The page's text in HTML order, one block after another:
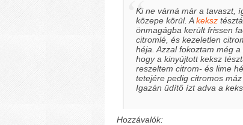
Ki ne várná már a tavaszt,
közepe körül. Akeksz
önmagágba került frissen
citromlé, és kezeletlen
héja. Azzal fokoztam még a
hogy a kinyújtott keksz
reszeltem citrom- és lime
tetejére pedig citromos máz
Igazán üdítő ízt adva a
Hozzávalók: